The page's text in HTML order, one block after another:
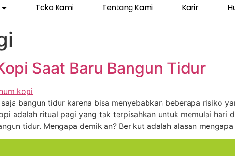
Toko Kami Tentang Kami Karir
Saat Baru Bangun Tidur
bangun tidur karena bisa menyebabkan beberapa risiko
adalah ritual pagi yang tak terpisahkan untuk memulai hari
tidur. Mengapa demikian? Berikut adalah alasan